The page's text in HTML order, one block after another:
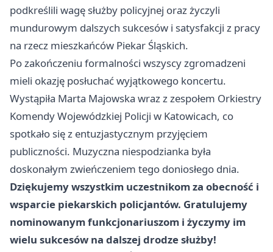
podkreślili wagę służby policyjnej oraz życzyli
mundurowym dalszych sukcesów i satysfakcji z pracy
na rzecz mieszkańców Piekar Śląskich.
Po zakończeniu formalności wszyscy zgromadzeni
mieli okazję posłuchać wyjątkowego koncertu.
Wystąpiła Marta Majowska wraz z zespołem Orkiestry
Komendy Wojewódzkiej Policji w Katowicach, co
spotkało się z entuzjastycznym przyjęciem
publiczności. Muzyczna niespodzianka była
doskonałym zwieńczeniem tego doniosłego dnia.
Dziękujemy wszystkim uczestnikom za obecność i
wsparcie piekarskich policjantów. Gratulujemy
nominowanym funkcjonariuszom i życzymy im
wielu sukcesów na dalszej drodze służby!